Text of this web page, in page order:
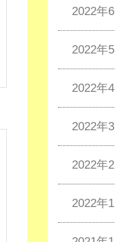
2022年6
2022年5
2022年4
2022年3
2022年2
2022年1